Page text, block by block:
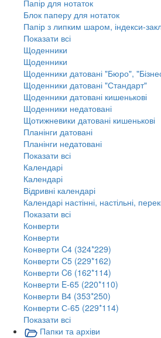
Папір для нотаток
Блок паперу для нотаток
Папір з липким шаром, індекси-
Показати всі
Щоденники
Щоденники
Щоденники датовані "Бюро",
Щоденники датовані "Стандарт"
Щоденники датовані кишенькові
Щоденники недатовані
Щотижневики датовані кишенькові
Планінги датовані
Планінги недатовані
Показати всі
Календарі
Календарі
Відривні календарі
Календарі настінні, настільні,
Показати всі
Конверти
Конверти
Конверти C4 (324*229)
Конверти C5 (229*162)
Конверти C6 (162*114)
Конверти E-65 (220*110)
Конверти В4 (353*250)
Конверти С-65 (229*114)
Показати всі
Папки та архіви